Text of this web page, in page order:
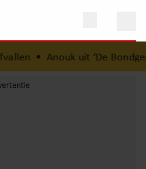
•Anouk uit ‘De